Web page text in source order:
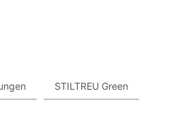
STILTREU Green